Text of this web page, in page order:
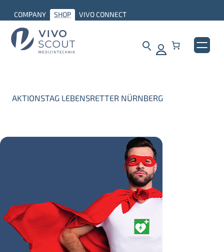
COMPANY SHOP VIVO CONNECT
AKTIONSTAG LEBENSRETTER NÜRNBERG